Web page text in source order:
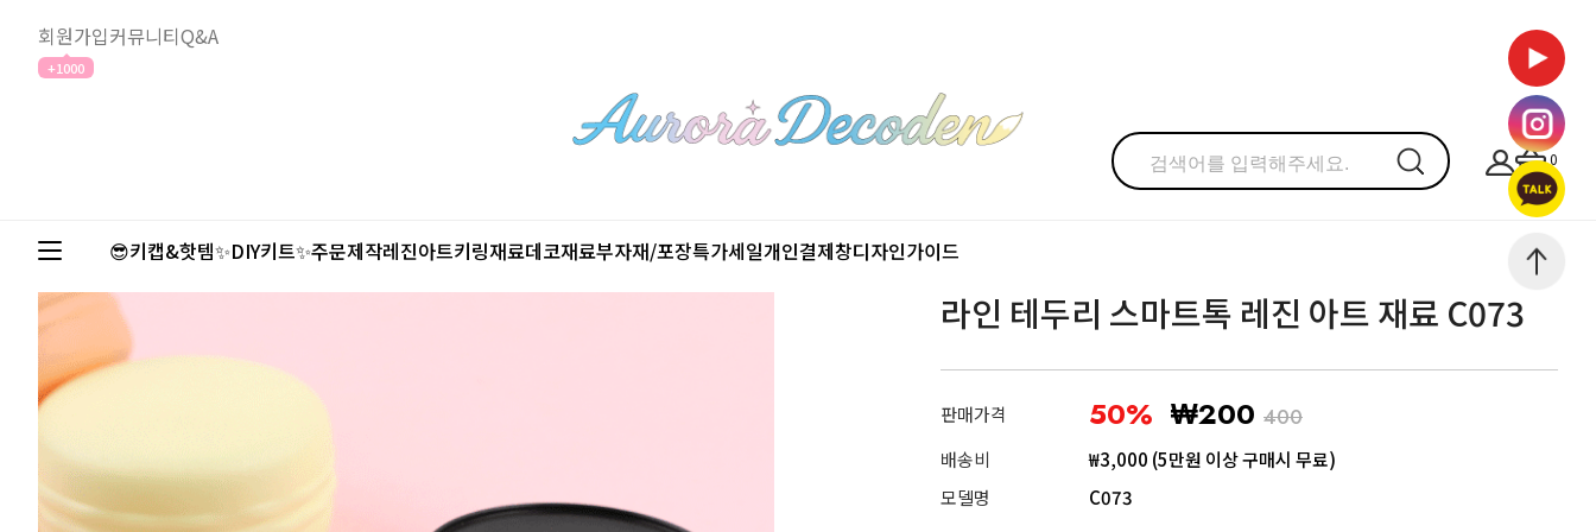
회원가입
+1000
커뮤니티Q&A
0
😎키캡&핫템✨DIY키트✨주문제작레진아트키링재료데코재료부자재/포장특가세일개인결제창디자인가이드
라인 테두리 스마트톡 레진 아트 재료 C073
판매가격 50% ₩200 400
배송비
₩3,000 (5만원 이상 구매시 무료)
모델명
C073